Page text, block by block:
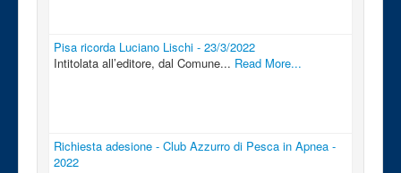
Pisa ricorda Luciano Lischi - 23/3/2022
Intitolata all’editore, dal Comune... Read More...
Richiesta adesione - Club Azzurro di Pesca in Apnea -
2022